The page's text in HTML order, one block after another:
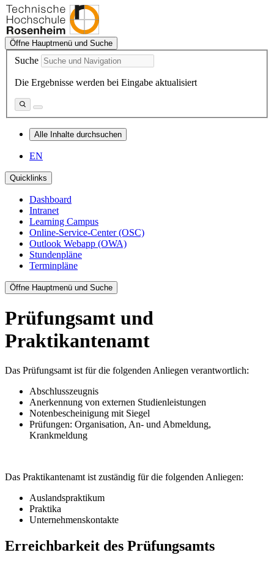
Öffne Hauptmenü und Suche
Suche
Die Ergebnisse werden bei Eingabe aktualisiert
Alle Inhalte durchsuchen
EN
Quicklinks
Dashboard
Intranet
Learning Campus
Online-Service-Center (OSC)
Outlook Webapp (OWA)
Stundenpläne
Terminpläne
Öffne Hauptmenü und Suche
Prüfungsamt und
Praktikantenamt
Das Prüfungsamt ist für die folgenden Anliegen verantwortlich:
Abschlusszeugnis
Anerkennung von externen Studienleistungen
Notenbescheinigung mit Siegel
Prüfungen: Organisation, An- und Abmeldung,
Krankmeldung
Das Praktikantenamt ist zuständig für die folgenden Anliegen:
Auslandspraktikum
Praktika
Unternehmenskontakte
Erreichbarkeit des Prüfungsamts